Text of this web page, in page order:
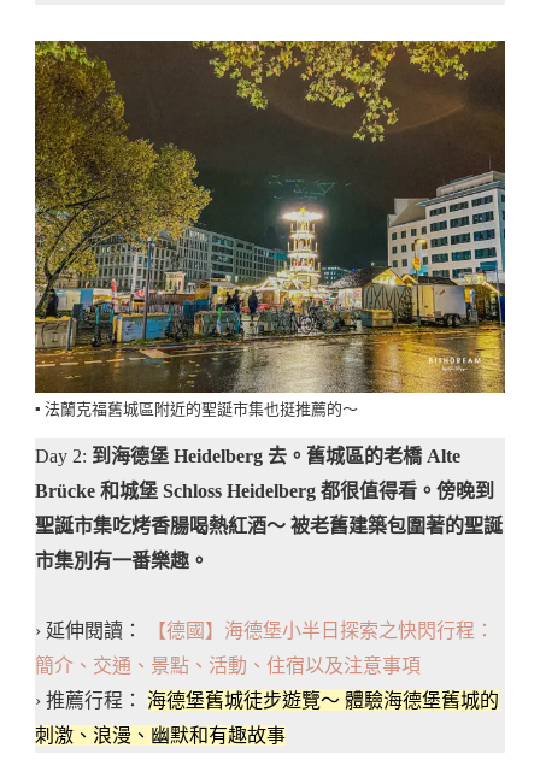
▪️ 法蘭克福舊城區附近的聖誕市集也挺推薦的～
Day 2: 到海德堡 Heidelberg 去。舊城區的老橋 Alte
Brücke 和城堡 Schloss Heidelberg 都很值得看。傍晚到
聖誕市集吃烤香腸喝熱紅酒～ 被老舊建築包圍著的聖誕
市集別有一番樂趣。
› 延伸閱讀：
【德國】海德堡小半日探索之快閃行程：
簡介、交通、景點、活動、住宿以及注意事項
› 推薦行程： 海德堡舊城徒步遊覽～ 體驗海德堡舊城的
刺激、浪漫、幽默和有趣故事